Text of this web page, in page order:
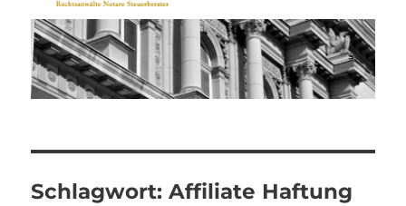
IP-Blogger.de
Schlagwort:Affiliate Haftung